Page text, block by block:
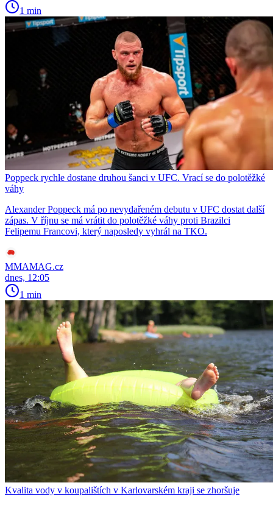
1 min
Poppeck rychle dostane druhou šanci v UFC. Vrací se do polotěžké
váhy
Alexander Poppeck má po nevydařeném debutu v UFC dostat další
zápas. V říjnu se má vrátit do polotěžké váhy proti Brazilci
Felipemu Francovi, který naposledy vyhrál na TKO.
MMAMAG.cz
dnes, 12:05
1 min
Kvalita vody v koupalištích v Karlovarském kraji se zhoršuje